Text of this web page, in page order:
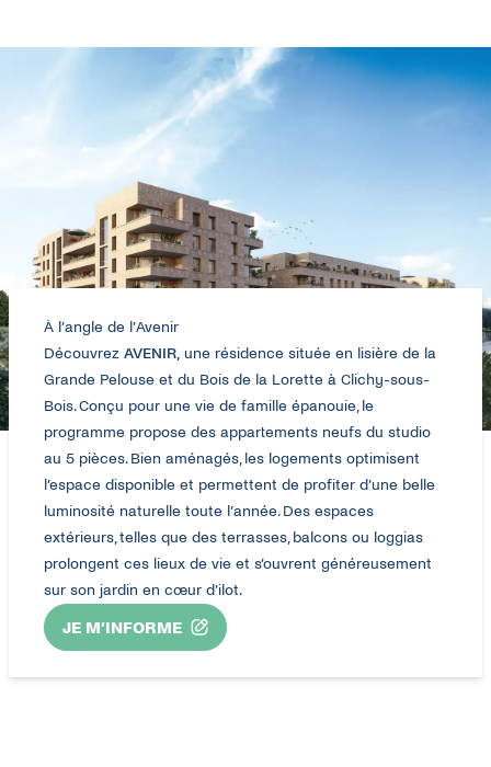
T5 88,30m²
228 000€ 260 000€
À l’angle de l’Avenir
Découvrez AVENIR, une résidence située en lisière de la
Grande Pelouse et du Bois de la Lorette à Clichy-sous-
Bois. Conçu pour une vie de famille épanouie, le
programme propose des appartements neufs du studio
au 5 pièces. Bien aménagés, les logements optimisent
l’espace disponible et permettent de profiter d’une belle
luminosité naturelle toute l’année. Des espaces
extérieurs, telles que des terrasses, balcons ou loggias
prolongent ces lieux de vie et s’ouvrent généreusement
sur son jardin en cœur d’ilot.
JE M’INFORME